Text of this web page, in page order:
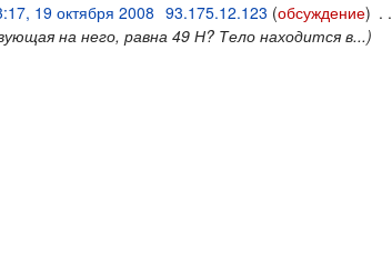
19 октября 2008 93.175.12.123 (обсуждение) . .
на него, равна 49 Н? Тело находится в...)